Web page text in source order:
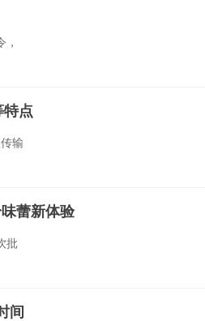
特点
输
蕾新体验
批
间